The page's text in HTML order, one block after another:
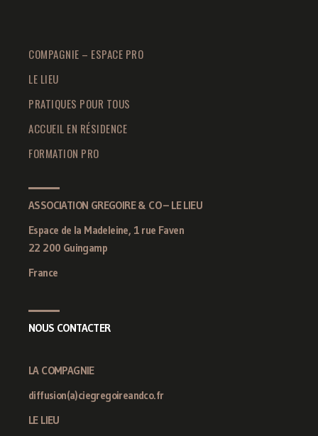
COMPAGNIE – ESPACE PRO
LE LIEU
PRATIQUES POUR TOUS
ACCUEIL EN RÉSIDENCE
FORMATION PRO
ASSOCIATION GREGOIRE & CO – LE LIEU
Espace de la Madeleine, 1 rue Faven
22 200 Guingamp
France
NOUS CONTACTER
LA COMPAGNIE
diffusion(a)ciegregoireandco.fr
LE LIEU